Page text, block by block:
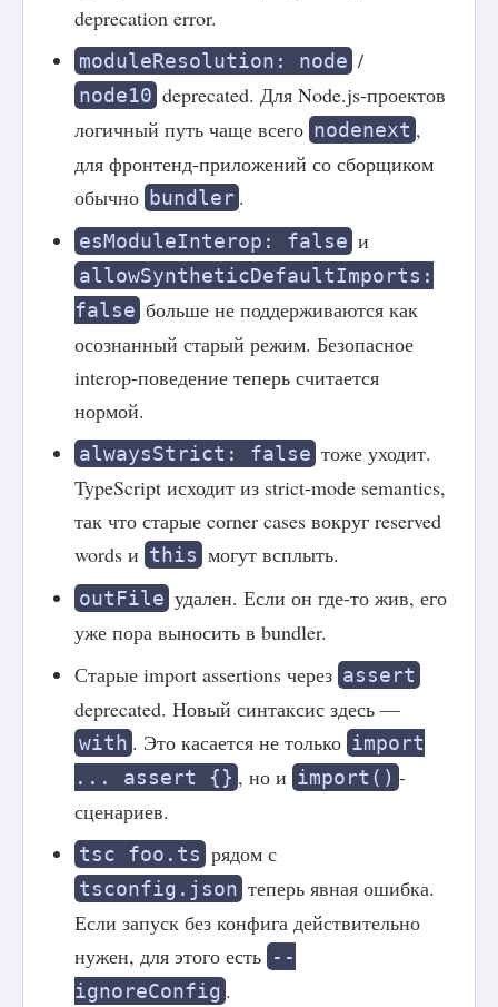
deprecation error.
moduleResolution: node /
node10 deprecated. Для Node.js-проектов
логичный путь чаще всего nodenext ,
для фронтенд-приложений со сборщиком
обычно bundler .
esModuleInterop: false и
allowSyntheticDefaultImports:
false больше не поддерживаются как
осознанный старый режим. Безопасное
interop-поведение теперь считается
нормой.
alwaysStrict: false тоже уходит.
TypeScript исходит из strict-mode semantics,
так что старые corner cases вокруг reserved
words и this могут всплыть.
outFile удален. Если он где-то жив, его
уже пора выносить в bundler.
Старые import assertions через assert
deprecated. Новый синтаксис здесь —
with . Это касается не только import
... assert {} , но и import() -
сценариев.
tsc foo.ts рядом с
tsconfig.json теперь явная ошибка.
Если запуск без конфига действительно
нужен, для этого есть --
ignoreConfig .